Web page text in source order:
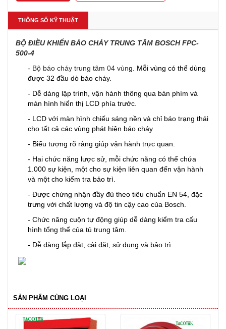
THÔNG SỐ KỸ THUẬT
BỘ ĐIỀU KHIỂN BÁO CHÁY TRUNG TÂM BOSCH FPC-
500-4
- Bộ báo cháy trung tâm 04 vùng. Mỗi vùng có thể dùng
được 32 đầu dò báo cháy.
- Dễ dàng lập trình, vận hành thông qua bàn phím và
màn hình hiển thị LCD phía trước.
- LCD với màn hình chiếu sáng nền và chỉ báo trạng thái
cho tất cả các vùng phát hiện báo cháy
- Biểu tượng rõ ràng giúp vận hành trực quan.
- Hai chức năng lược sử, mỗi chức năng có thể chứa
1.000 sự kiện, một cho sự kiện liên quan đến vận hành
và một cho kiểm tra bảo trì.
- Được chứng nhận đầy đủ theo tiêu chuẩn EN 54, đặc
trưng với chất lượng và độ tin cậy cao của Bosch.
- Chức năng cuộn tự động giúp dễ dàng kiểm tra cấu
hình tổng thể của tủ trung tâm.
- Dễ dàng lắp đặt, cài đặt, sử dụng và bảo trì
SẢN PHẨM CÙNG LOẠI